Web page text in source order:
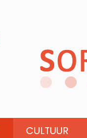
CULTUUR